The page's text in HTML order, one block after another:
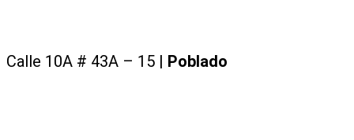
Calle 10A # 43A – 15 | Poblado